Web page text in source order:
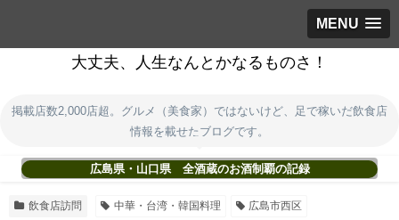
MENU
大丈夫、人生なんとかなるものさ！
掲載店数2,000店超。グルメ（美食家）ではないけど、足で稼いだ飲食店
情報を載せたブログです。
広島県・山口県 全酒蔵のお酒制覇の記録
飲食店訪問 中華・台湾・韓国料理 広島市西区